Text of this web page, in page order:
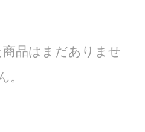
品はまだありませ
。